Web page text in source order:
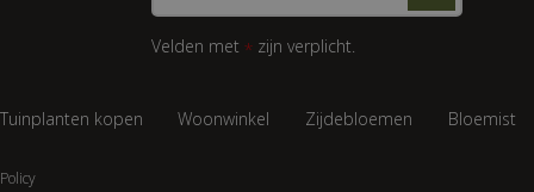
Velden met * zijn verplicht.
Tuinplanten kopen Woonwinkel Zijdebloemen Bloemist